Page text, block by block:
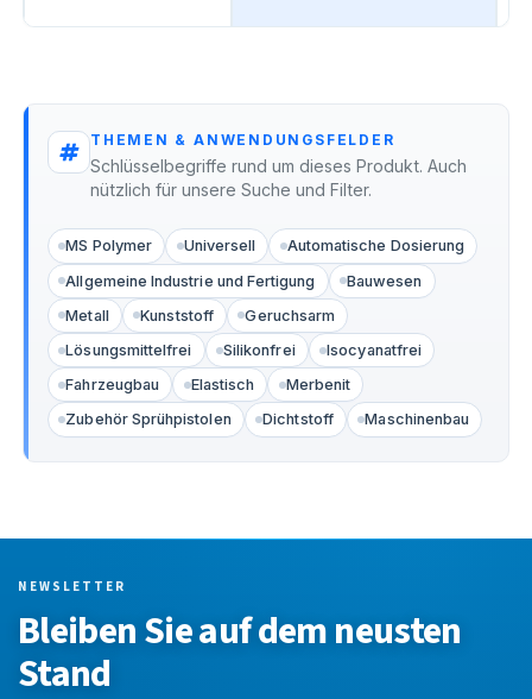
THEMEN & ANWENDUNGSFELDER
Schlüsselbegriffe rund um dieses Produkt. Auch
nützlich für unsere Suche und Filter.
MS Polymer Universell
Automatische Dosierung
Allgemeine Industrie und Fertigung
Bauwesen
Metall
Kunststoff
Geruchsarm
Lösungsmittelfrei
Silikonfrei
Isocyanatfrei
Fahrzeugbau
Elastisch
Merbenit
Zubehör Sprühpistolen
Dichtstoff Maschinenbau
NEWSLETTER
Bleiben Sie auf dem neusten
Stand